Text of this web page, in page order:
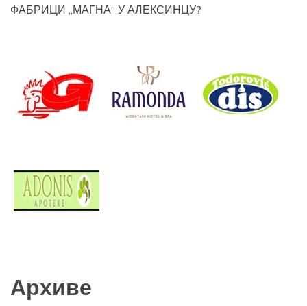
ФАБРИЦИ „МАГНА“ У АЛЕКСИНЦУ?
Архиве